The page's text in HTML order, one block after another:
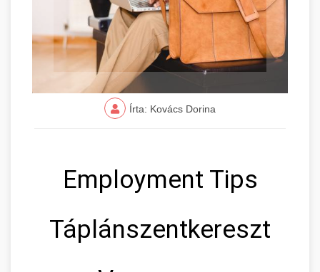
Írta: Kovács Dorina
Employment Tips
Táplánszentkereszt